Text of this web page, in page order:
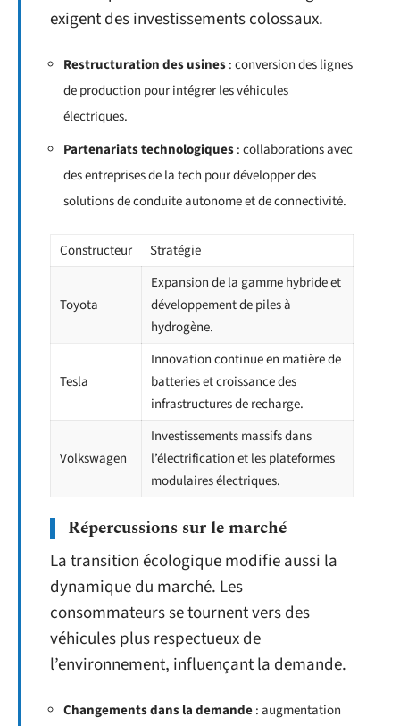
exigent des investissements colossaux.
Restructuration des usines: conversion des lignes
de production pour intégrer les véhicules
électriques.
Partenariats technologiques: collaborations avec
des entreprises de la tech pour développer des
solutions de conduite autonome et de connectivité.
Constructeur Stratégie
Toyota
Expansion de la gamme hybride et
développement de piles à
hydrogène.
Tesla
Innovation continue en matière de
batteries et croissance des
infrastructures de recharge.
Volkswagen
Investissements massifs dans
l’électrification et les plateformes
modulaires électriques.
Répercussions sur le marché
La transition écologique modifie aussi la
dynamique du marché. Les
consommateurs se tournent vers des
véhicules plus respectueux de
l’environnement, influençant la demande.
Changements dans la demande: augmentation